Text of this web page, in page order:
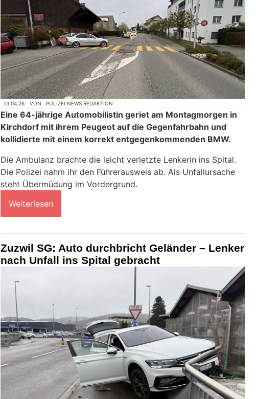
13.04.26 VON POLIZEI.NEWS REDAKTION
Eine 64-jährige Automobilistin geriet am Montagmorgen in
Kirchdorf mit ihrem Peugeot auf die Gegenfahrbahn und
kollidierte mit einem korrekt entgegenkommenden BMW.
Die Ambulanz brachte die leicht verletzte Lenkerin ins Spital.
Die Polizei nahm ihr den Führerausweis ab. Als Unfallursache
steht Übermüdung im Vordergrund.
Weiterlesen
Zuzwil SG: Auto durchbricht Geländer – Lenker
nach Unfall ins Spital gebracht